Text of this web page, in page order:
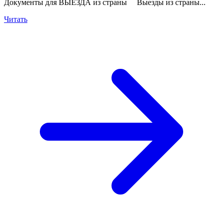
Документы для ВЫЕЗДА из страны Выезды из страны...
Читать